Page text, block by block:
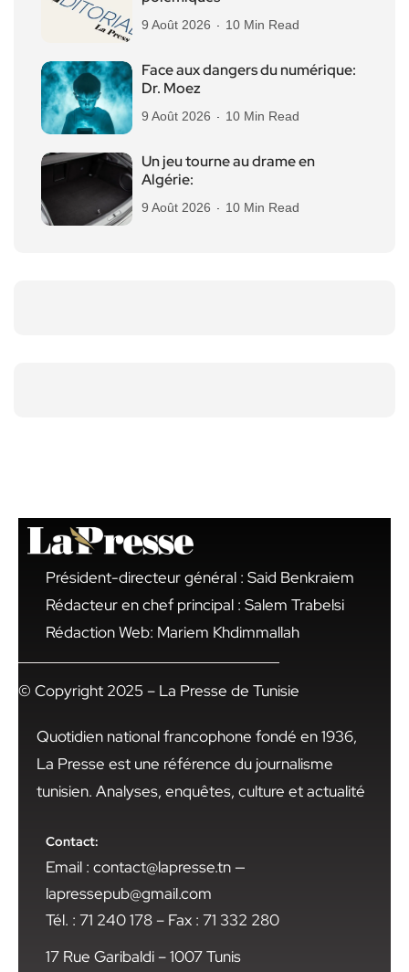
9 Août 2026 10 Min Read
Face aux dangers du numérique:
Dr. Moez
9 Août 2026 10 Min Read
Un jeu tourne au drame en
Algérie:
9 Août 2026 10 Min Read
Président-directeur général : Said Benkraiem
Rédacteur en chef principal : Salem Trabelsi
Rédaction Web: Mariem Khdimmallah
© Copyright 2025 – La Presse de Tunisie
Quotidien national francophone fondé en 1936,
La Presse est une référence du journalisme
tunisien. Analyses, enquêtes, culture et actualité
Contact:
Email : contact@lapresse.tn —
lapressepub@gmail.com
Tél. : 71 240 178 – Fax : 71 332 280
17 Rue Garibaldi – 1007 Tunis